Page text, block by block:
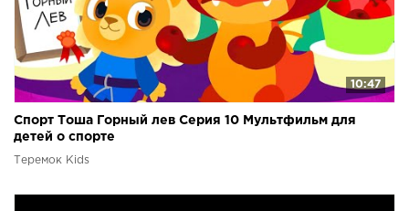
10:47
Спорт Тоша Горный лев Серия 10 Мультфильм для
детей о спорте
Теремок Kids